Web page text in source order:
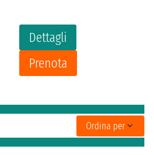
Dettagli
Prenota
Ordina per